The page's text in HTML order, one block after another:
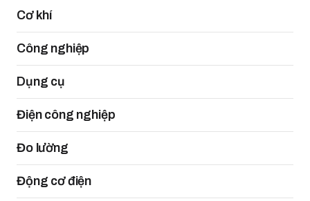
Cơ khí
Công nghiệp
Dụng cụ
Điện công nghiệp
Đo lường
Động cơ điện